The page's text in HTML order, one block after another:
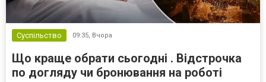
Суспільство 09:35, Вчора
Що краще обрати сьогодні . Відстрочка
по догляду чи бронювання на роботі